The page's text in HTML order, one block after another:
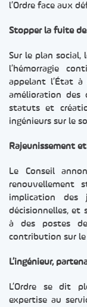
l’Ordre face aux
Stopper la fuite
Sur le plan social,
l’hémorragie
appelant l’État à
amélioration des
statuts et
ingénieurs sur le
Rajeunissement
Le Conseil
renouvellement
implication des
décisionnelles, et
à des postes
contribution sur le
L’ingénieur,
L’Ordre se dit
expertise au